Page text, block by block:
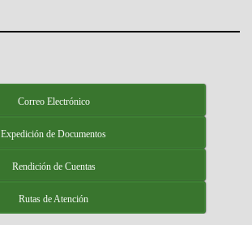
Correo Electrónico
Expedición de Documentos
Rendición de Cuentas
Rutas de Atención